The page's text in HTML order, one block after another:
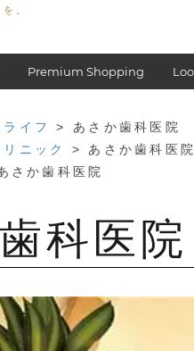
。
Premium Shopping
イフ
> あさか歯科医院
ニック
> あさか歯科医院
さか歯科医院
科医院